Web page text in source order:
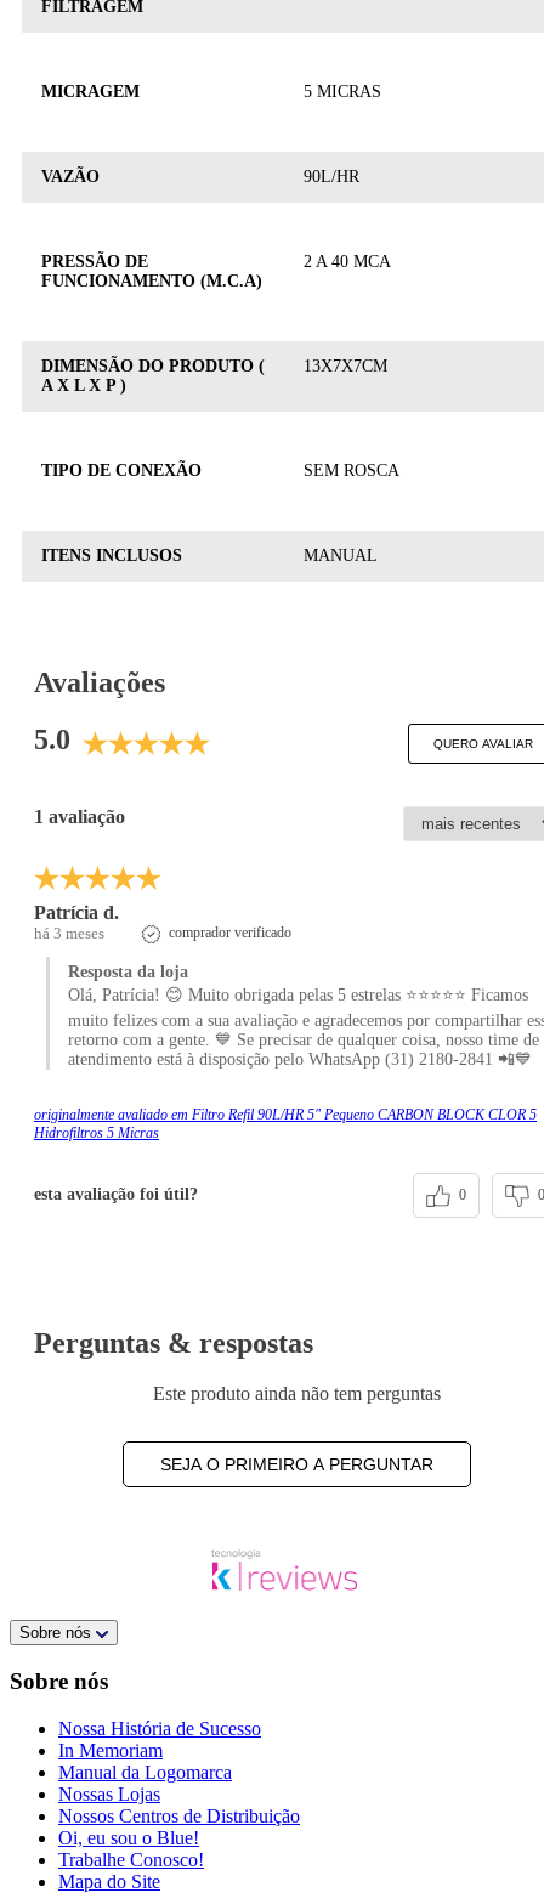
FILTRAGEM
MICRAGEM 5 MICRAS
VAZÃO 90L/HR
PRESSÃO DE
FUNCIONAMENTO (M.C.A)
2 A 40 MCA
DIMENSÃO DO PRODUTO (
A X L X P )
13X7X7CM
TIPO DE CONEXÃO SEM ROSCA
ITENS INCLUSOS MANUAL
Avaliações
5.0
QUERO AVALIAR
1 avaliação
Patrícia d.
há 3 meses comprador verificado
Resposta da loja
Olá, Patrícia! 😊 Muito obrigada pelas 5 estrelas ⭐⭐⭐⭐⭐ Ficamos
muito felizes com a sua avaliação e agradecemos por compartilhar
retorno com a gente. 💙 Se precisar de qualquer coisa, nosso time de
atendimento está à disposição pelo WhatsApp (31) 2180-2841 📲💙
originalmente avaliado em Filtro Refil 90L/HR 5" Pequeno CARBON BLOCK CLOR 5
Hidrofiltros 5 Micras
esta avaliação foi útil? 0 0
Perguntas & respostas
Este produto ainda não tem perguntas
SEJA O PRIMEIRO A PERGUNTAR
Sobre nós
Sobre nós
Nossa História de Sucesso
In Memoriam
Manual da Logomarca
Nossas Lojas
Nossos Centros de Distribuição
Oi, eu sou o Blue!
Trabalhe Conosco!
Mapa do Site